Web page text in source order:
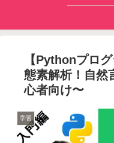
【Pythonプロ
態素解析！自然
心者向け〜
学習